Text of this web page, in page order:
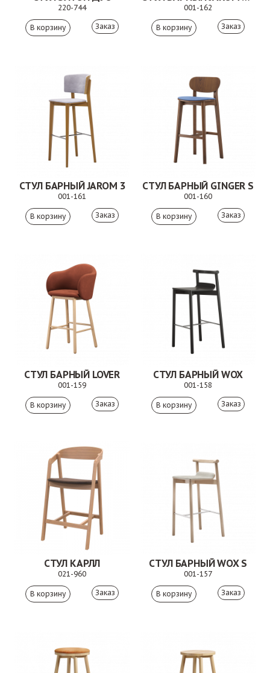
220-744
Заказ
001-162
Заказ
СТУЛ БАРНЫЙ JAROM 3
001-161
Заказ
СТУЛ БАРНЫЙ GINGER S
001-160
Заказ
СТУЛ БАРНЫЙ LOVER
001-159
Заказ
СТУЛ БАРНЫЙ WOX
001-158
Заказ
СТУЛ КАРЛЛ
021-960
Заказ
СТУЛ БАРНЫЙ WOX S
001-157
Заказ